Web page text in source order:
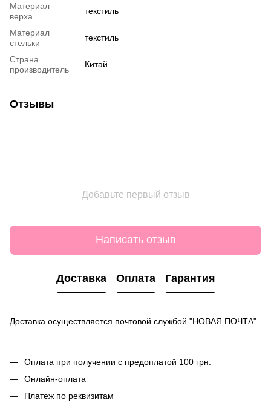
Материал
верха
текстиль
Материал
стельки
текстиль
Страна
производитель
Китай
Отзывы
Добавьте первый отзыв
Написать отзыв
Доставка Оплата Гарантия
Доставка осуществляется почтовой службой "НОВАЯ ПОЧТА"
Оплата при получении с предоплатой 100 грн.
Онлайн-оплата
Платеж по реквизитам